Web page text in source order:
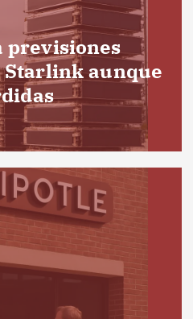
previsiones
aunque